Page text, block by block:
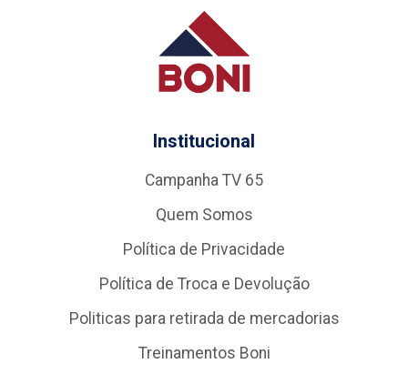
Institucional
Campanha TV 65
Quem Somos
Política de Privacidade
Política de Troca e Devolução
Politicas para retirada de mercadorias
Treinamentos Boni